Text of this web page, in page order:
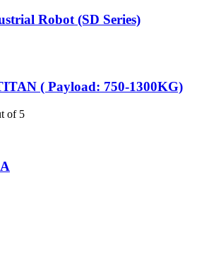
Robot (SD Series)
( Payload: 750-1300KG)
of 5